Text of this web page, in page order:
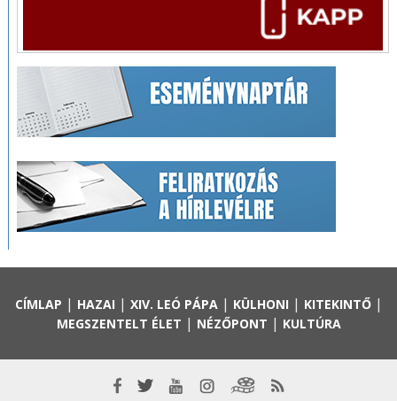
CÍMLAP | HAZAI | XIV. LEÓ PÁPA| KÜLHONI | KITEKINTŐ|
MEGSZENTELT ÉLET | NÉZŐPONT | KULTÚRA